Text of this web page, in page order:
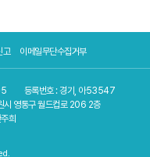
고 이메일무단수집거부
등록번호 : 경기, 아53547
시 영통구 월드컵로 206 2층
희